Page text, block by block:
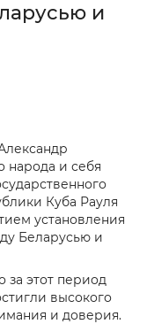
и
народа и себя
Куба Рауля
установления
Беларусью и
за этот период
высокого
и доверия.